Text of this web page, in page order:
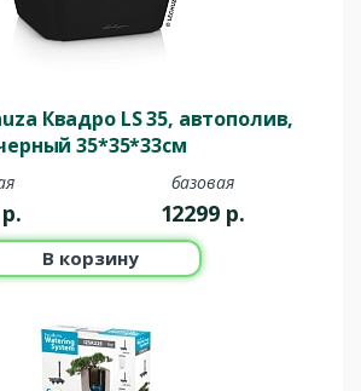
Квадро LS 35, автополив,
35*35*33см
р.
базовая
12299 р.
В корзину